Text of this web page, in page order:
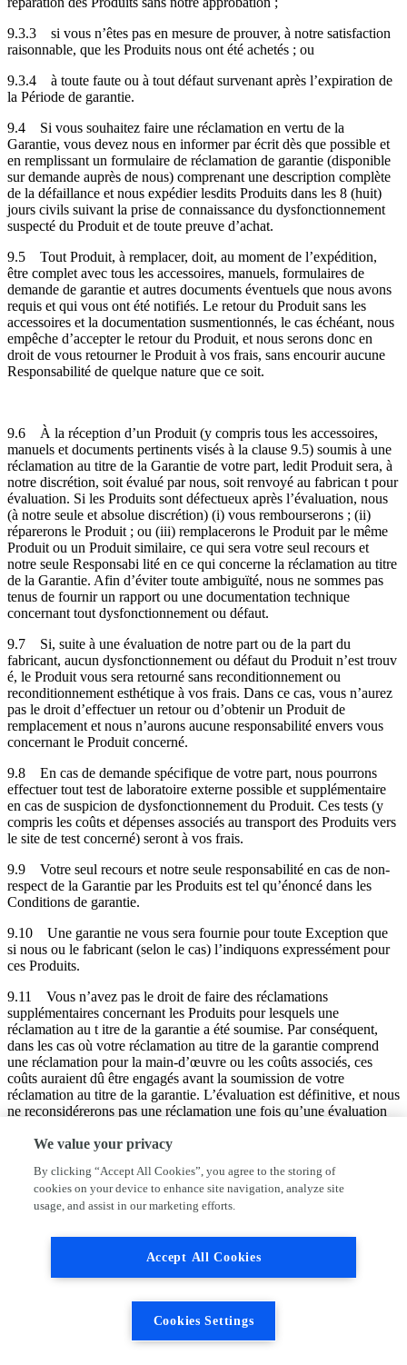
9.3.3
si vous n’êtes pas en mesure de prouver, à notre satisfaction
raisonnable, que les Produits nous ont été achetés ; ou
9.3.4
à toute faute ou à tout défaut survenant après l’expiration de
la Période de garantie.
9.4
Si vous souhaitez faire une réclamation en vertu de la
Garantie, vous devez nous en informer par écrit dès que possible et
en remplissant un formulaire de réclamation de garantie (disponible
sur demande auprès de nous) comprenant une description complète
de la défaillance et nous expédier lesdits Produits dans les 8 (huit)
jours civils suivant la prise de connaissance du dysfonctionnement
suspecté du Produit et de toute preuve d’achat.
9.5
Tout Produit, à remplacer, doit, au moment de l’expédition,
être complet avec tous les accessoires, manuels, formulaires de
demande de garantie et autres documents éventuels que nous avons
requis et qui vous ont été notifiés. Le retour du Produit sans les
accessoires et la documentation susmentionnés, le cas échéant, nous
empêche d’accepter le retour du Produit, et nous serons donc en
droit de vous retourner le Produit à vos frais, sans encourir aucune
Responsabilité de quelque nature que ce soit.
9.6
À la réception d’un Produit (y compris tous les accessoires,
manuels et documents pertinents visés à la clause 9.5) soumis à une
réclamation au titre de la Garantie de votre part, ledit Produit sera, à
notre discrétion, soit évalué par nous, soit renvoyé au fabrican t pour
évaluation. Si les Produits sont défectueux après l’évaluation, nous
(à notre seule et absolue discrétion) (i) vous rembourserons ; (ii)
réparerons le Produit ; ou (iii) remplacerons le Produit par le même
Produit ou un Produit similaire, ce qui sera votre seul recours et
notre seule Responsabi lité en ce qui concerne la réclamation au titre
de la Garantie. Afin d’éviter toute ambiguïté, nous ne sommes pas
tenus de fournir un rapport ou une documentation technique
concernant tout dysfonctionnement ou défaut.
9.7
Si, suite à une évaluation de notre part ou de la part du
fabricant, aucun dysfonctionnement ou défaut du Produit n’est trouv
é, le Produit vous sera retourné sans reconditionnement ou
reconditionnement esthétique à vos frais. Dans ce cas, vous n’aurez
pas le droit d’effectuer un retour ou d’obtenir un Produit de
remplacement et nous n’aurons aucune responsabilité envers vous
concernant le Produit concerné.
9.8
En cas de demande spécifique de votre part, nous pourrons
effectuer tout test de laboratoire externe possible et supplémentaire
en cas de suspicion de dysfonctionnement du Produit. Ces tests (y
compris les coûts et dépenses associés au transport des Produits vers
le site de test concerné) seront à vos frais.
9.9
Votre seul recours et notre seule responsabilité en cas de non-
respect de la Garantie par les Produits est tel qu’énoncé dans les
Conditions de garantie.
9.10
Une garantie ne vous sera fournie pour toute Exception que
si nous ou le fabricant (selon le cas) l’indiquons expressément pour
ces Produits.
9.11
Vous n’avez pas le droit de faire des réclamations
supplémentaires concernant les Produits pour lesquels une
réclamation au t itre de la garantie a été soumise. Par conséquent,
dans les cas où votre réclamation au titre de la garantie comprend
une réclamation pour la main-d’œuvre ou les coûts associés, ces
coûts auraient dû être engagés avant la soumission de votre
réclamation au titre de la garantie. L’évaluation est définitive, et nous
ne reconsidérerons pas une réclamation une fois qu’une évaluation
de la présente clause 9 seront à votre charge, sauf accord contraire
exprès et écrit de notre part.
et autres conditions implicites par la loi (que ce soit par la loi, la
common law ou autrement) sont, dans la mesure du possible en
l’ancien Code civil belge et conviennent que nous ne garantissons
aucun vice caché en plus de la Garantie prévue du fait que nous
We value your privacy
By clicking “Accept All Cookies”, you agree to the storing of
cookies on your device to enhance site navigation, analyze site
usage, and assist in our marketing efforts.
Accept All Cookies
Cookies Settings